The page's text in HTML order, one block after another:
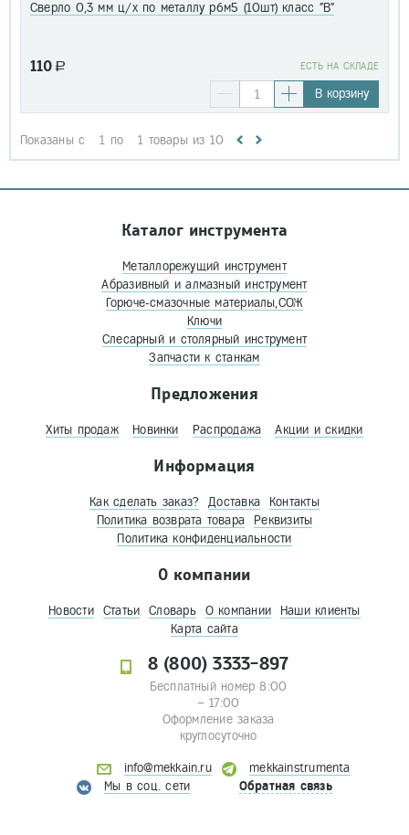
Сверло 0,3 мм ц/х по металлу р6м5 (10шт) класс "В"
110 a EСТЬ НА СКЛАДЕ
В корзину
Показаны с 1 по 1 товары из 10
Каталог инструмента
Металлорежущий инструмент
Абразивный и алмазный инструмент
Горюче-смазочные материалы,СОЖ
Ключи
Слесарный и столярный инструмент
Запчасти к станкам
Предложения
Хиты продаж Новинки Распродажа Акции и скидки
Информация
Как сделать заказ? Доставка
Контакты
Политика возврата товара
Реквизиты
Политика конфиденциальности
О компании
Новости Статьи Словарь О компании
Наши клиенты
Карта сайта
8 (800) 3333-897
Бесплатный номер 8:00
– 17:00
Оформление заказа
круглосуточно
info@mekkain.ru
mekkainstrumenta
Мы в соц. сети
Обратная связь